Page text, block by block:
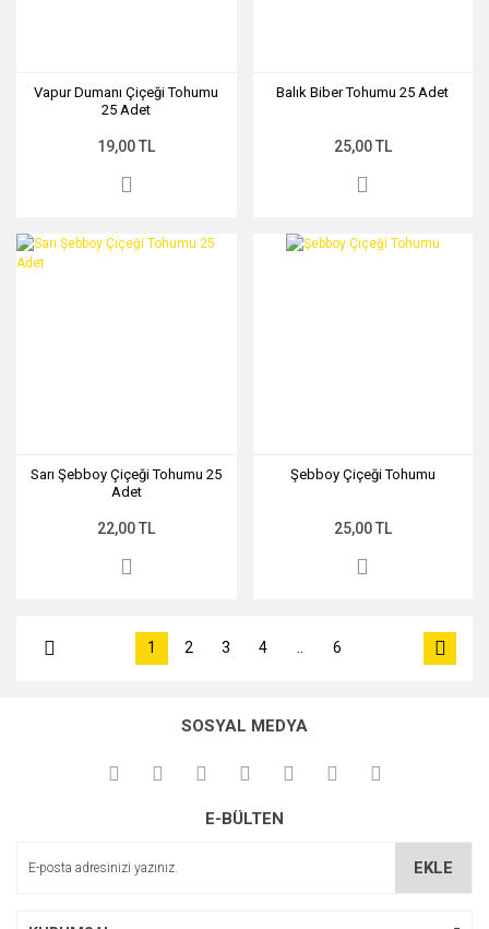
Vapur Dumanı Çiçeği Tohumu
25 Adet
19,00 TL
Balık Biber Tohumu 25 Adet
25,00 TL
Sarı Şebboy Çiçeği Tohumu 25
Adet
22,00 TL
Şebboy Çiçeği Tohumu
25,00 TL
1 2 3 4 6
SOSYAL MEDYA
E-BÜLTEN
EKLE